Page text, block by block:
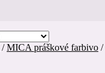
/MICA práškové farbivo /